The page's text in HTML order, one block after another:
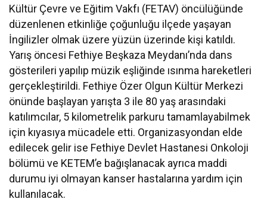
Kültür Çevre ve Eğitim Vakfı (FETAV) öncülüğünde
düzenlenen etkinliğe çoğunluğu ilçede yaşayan
İngilizler olmak üzere yüzün üzerinde kişi katıldı.
Yarış öncesi Fethiye Beşkaza Meydanı’nda dans
gösterileri yapılıp müzik eşliğinde ısınma hareketleri
gerçekleştirildi. Fethiye Özer Olgun Kültür Merkezi
önünde başlayan yarışta 3 ile 80 yaş arasındaki
katılımcılar, 5 kilometrelik parkuru tamamlayabilmek
için kıyasıya mücadele etti. Organizasyondan elde
edilecek gelir ise Fethiye Devlet Hastanesi Onkoloji
bölümü ve KETEM’e bağışlanacak ayrıca maddi
durumu iyi olmayan kanser hastalarına yardım için
kullanılacak.